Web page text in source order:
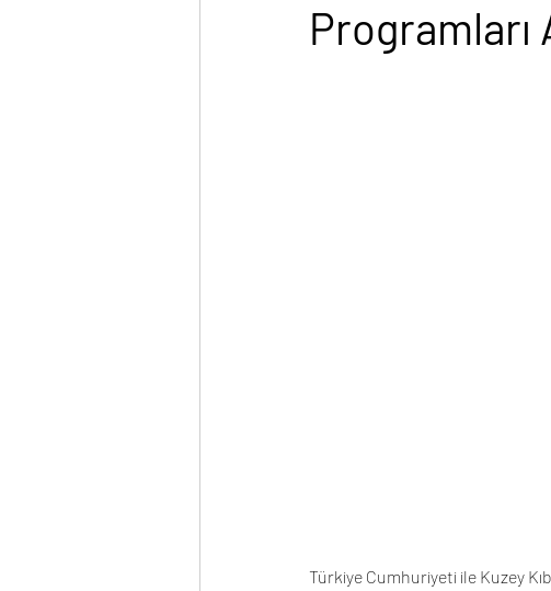
Programları
Türkiye Cumhuriyeti ile Kuzey